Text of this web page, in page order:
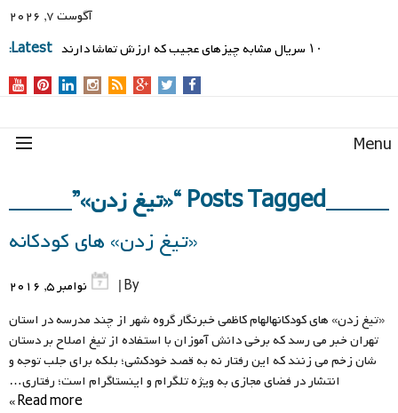
آگوست 7, 2026
Latest:
۱۰ سریال مشابه چیزهای عجیب که ارزش تماشا دارند
Posts Tagged “«تیغ زدن»”
«تیغ زدن» های کودکانه
By |
نوامبر 5, 2016
«تیغ زدن» های کودکانهالهام کاظمی خبرنگار گروه شهر از چند مدرسه در استان
تهران خبر می رسد که برخی دانش آموزان با استفاده از تیغ اصلاح بر دستان
شان زخم می زنند که این رفتار نه به قصد خودکشی؛ بلکه برای جلب توجه و
انتشار در فضای مجازی به ویژه تلگرام و اینستاگرام است؛ رفتاری…
Read more »